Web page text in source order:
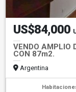
US$84,000
VENDO AMPLIO
CON 87m2.
Argentina